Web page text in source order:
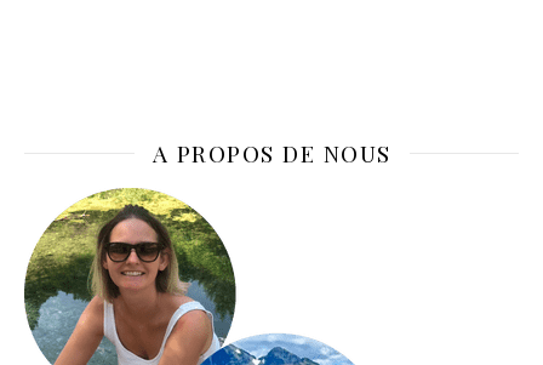
A PROPOS DE NOUS